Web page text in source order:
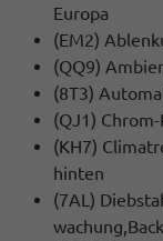
Europa
(EM2)
(QQ9)
(8T3)
(QJ1)
(KH7)
hinten
(7AL)